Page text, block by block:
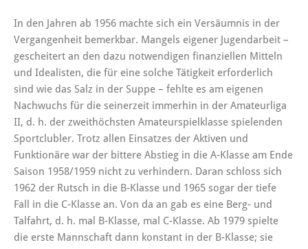
In den Jahren ab 1956 machte sich ein Versäumnis in der
Vergangenheit bemerkbar. Mangels eigener Jugendarbeit –
gescheitert an den dazu notwendigen finanziellen Mitteln
und Idealisten, die für eine solche Tätigkeit erforderlich
sind wie das Salz in der Suppe – fehlte es am eigenen
Nachwuchs für die seinerzeit immerhin in der Amateurliga
II, d. h. der zweithöchsten Amateurspielklasse spielenden
Sportclubler. Trotz allen Einsatzes der Aktiven und
Funktionäre war der bittere Abstieg in die A-Klasse am Ende
Saison 1958/1959 nicht zu verhindern. Daran schloss sich
1962 der Rutsch in die B-Klasse und 1965 sogar der tiefe
Fall in die C-Klasse an. Von da an gab es eine Berg- und
Talfahrt, d. h. mal B-Klasse, mal C-Klasse. Ab 1979 spielte
die erste Mannschaft dann konstant in der B-Klasse; sie